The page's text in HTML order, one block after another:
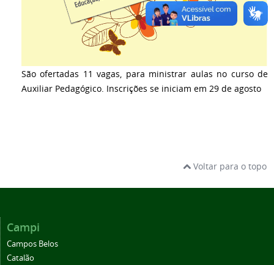
São ofertadas 11 vagas, para ministrar aulas no curso de
Auxiliar Pedagógico. Inscrições se iniciam em 29 de agosto
Voltar para o topo
Campi
Campos Belos
Catalão